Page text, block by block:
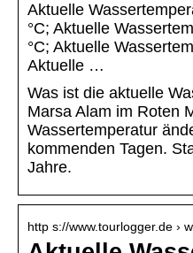
Aktuelle
°C; Aktuelle
°C; Aktuelle
Aktuelle …
Was ist die aktuelle
Marsa Alam im Roten
Wassertemperatur
kommenden Tagen.
Jahre.
http s://www.tourlogger.de ›